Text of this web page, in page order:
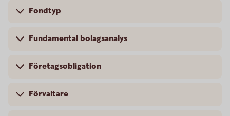
Fondtyp
Fundamental bolagsanalys
Företagsobligation
Förvaltare